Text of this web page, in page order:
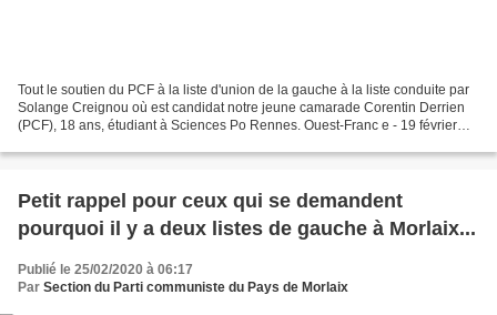
Tout le soutien du PCF à la liste d'union de la gauche à la liste conduite par
Solange Creignou où est candidat notre jeune camarade Corentin Derrien
(PCF), 18 ans, étudiant à Sciences Po Rennes. Ouest-Franc e - 19 février
Petit rappel pour ceux qui se demandent
pourquoi il y a deux listes de gauche à Morlaix...
Publié le 25/02/2020 à 06:17
Par Section du Parti communiste du Pays de Morlaix